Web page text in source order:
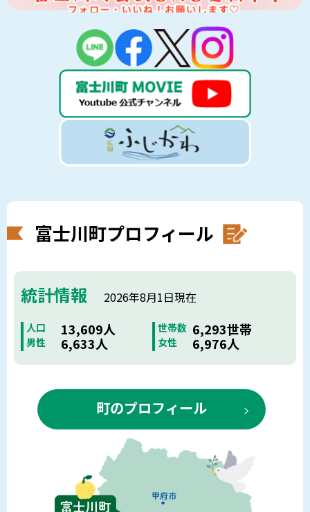
富士川町プロフィール
統計情報 2026年8月1日現在
人口 13,609人 世帯数 6,293世帯
男性 6,633人 女性 6,976人
町のプロフィール